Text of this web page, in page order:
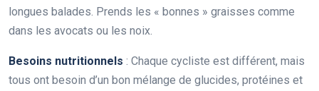
longues balades. Prends les « bonnes » graisses comme
dans les avocats ou les noix.
Besoins nutritionnels : Chaque cycliste est différent, mais
tous ont besoin d’un bon mélange de glucides, protéines et